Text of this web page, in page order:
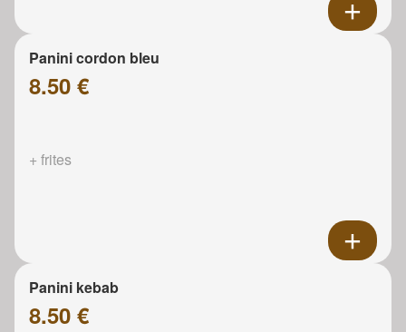
Panini cordon bleu
8.50 €
+ frites
Panini kebab
8.50 €